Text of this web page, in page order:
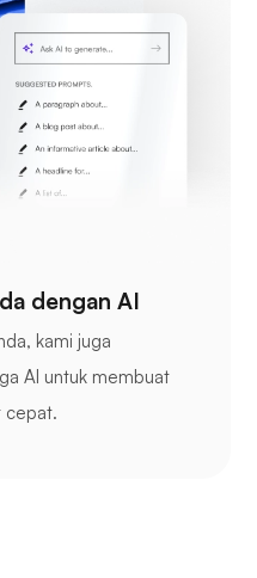
dengan AI
kami juga
AI untuk membuat
cepat.